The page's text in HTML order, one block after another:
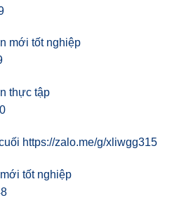
mới tốt nghiệp
thực tập
https://zalo.me/g/xliwgg315
tốt nghiệp